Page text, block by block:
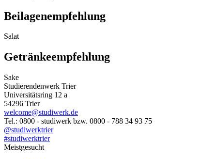
Beilagenempfehlung
Salat
Getränkeempfehlung
Sake
Studierendenwerk Trier
Universitätsring 12 a
54296 Trier
welcome@studiwerk.de
Tel.: 0800 - studiwerk bzw. 0800 - 788 34 93 75
@studiwerktrier
#studiwerktrier
Meistgesucht